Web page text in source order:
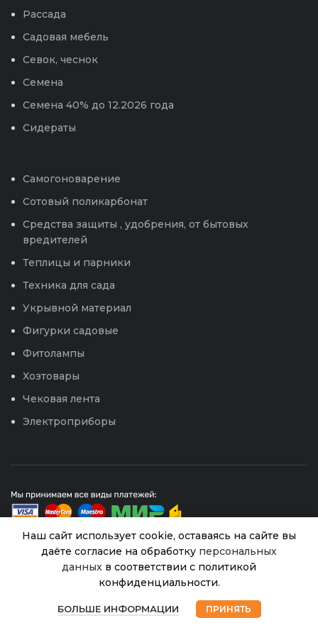
Рассада
Садовая мебель
Севок, чеснок
Семена
Семена 40% до 12.2026 года
Сидераты
Самогоноварение
Сотовый поликарбонат
Средства защиты , удобрения, от бытовых
вредителей
Теплицы и парники
Техника для сада
Укрывной материал
Фигурки садовые
Фитолампы
Хозтовары
Чековая лента
Электроприборы
Интернет магазин Успех. ИП Хрипунов Сергей
Александрович
Все права защищены. Персональные данные.
Наш сайт использует cookie, оставаясь на сайте вы
даёте согласие на обработку персональных
данных в соответствии с политикой
конфиденциальности.
БОЛЬШЕ ИНФОРМАЦИИ ПРИНЯТЬ
Альфа
горшок с320.00₽
наличии
Магазин Избранное Корзина Мой аккаунт